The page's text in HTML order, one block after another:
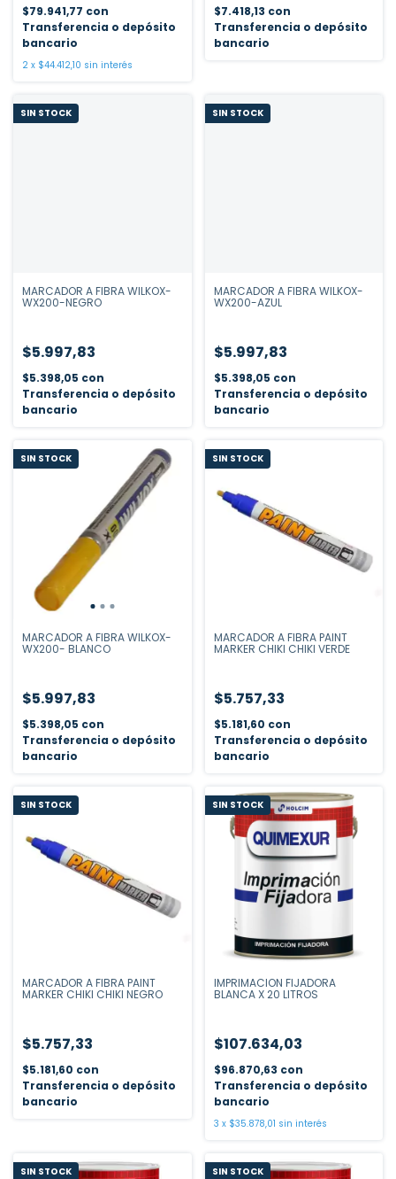
$79.941,77 con
Transferencia o depósito
bancario
2 x $44.412,10 sin interés
$7.418,13 con
Transferencia o depósito
bancario
SIN STOCK
MARCADOR A FIBRA WILKOX-
WX200-NEGRO
$5.997,83
$5.398,05 con
Transferencia o depósito
bancario
SIN STOCK
MARCADOR A FIBRA WILKOX-
WX200-AZUL
$5.997,83
$5.398,05 con
Transferencia o depósito
bancario
SIN STOCK
MARCADOR A FIBRA WILKOX-
WX200- BLANCO
$5.997,83
$5.398,05 con
Transferencia o depósito
bancario
SIN STOCK
MARCADOR A FIBRA PAINT
MARKER CHIKI CHIKI VERDE
$5.757,33
$5.181,60 con
Transferencia o depósito
bancario
SIN STOCK
MARCADOR A FIBRA PAINT
MARKER CHIKI CHIKI NEGRO
$5.757,33
$5.181,60 con
Transferencia o depósito
bancario
SIN STOCK
IMPRIMACION FIJADORA
BLANCA X 20 LITROS
$107.634,03
$96.870,63 con
Transferencia o depósito
bancario
3 x $35.878,01 sin interés
SIN STOCK SIN STOCK